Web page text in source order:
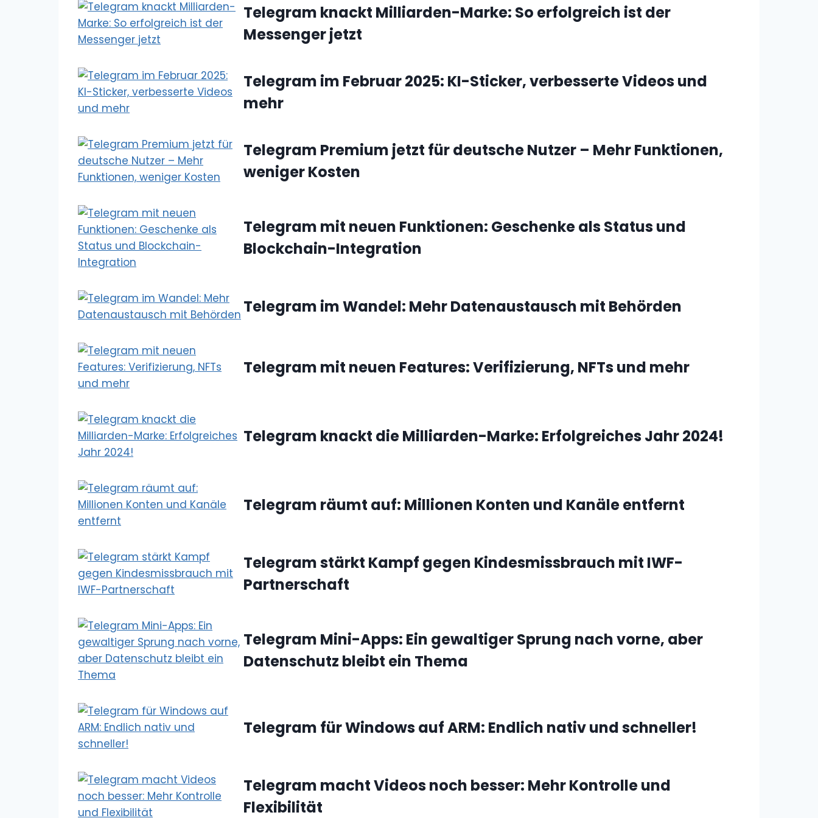
Telegram knackt Milliarden-Marke: So erfolgreich ist der
Messenger jetzt
Telegram im Februar 2025: KI-Sticker, verbesserte Videos und
mehr
Telegram Premium jetzt für deutsche Nutzer – Mehr Funktionen,
weniger Kosten
Telegram mit neuen Funktionen: Geschenke als Status und
Blockchain-Integration
Telegram im Wandel: Mehr Datenaustausch mit Behörden
Telegram mit neuen Features: Verifizierung, NFTs und mehr
Telegram knackt die Milliarden-Marke: Erfolgreiches Jahr 2024!
Telegram räumt auf: Millionen Konten und Kanäle entfernt
Telegram stärkt Kampf gegen Kindesmissbrauch mit IWF-
Partnerschaft
Telegram Mini-Apps: Ein gewaltiger Sprung nach vorne, aber
Datenschutz bleibt ein Thema
Telegram für Windows auf ARM: Endlich nativ und schneller!
Telegram macht Videos noch besser: Mehr Kontrolle und
Flexibilität